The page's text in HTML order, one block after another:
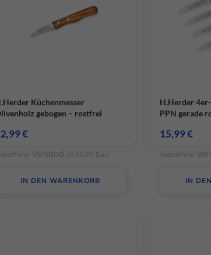
Küchenmesser
Olivenholz gebogen – rostfrei
€
Versand ab 50,00 Euro
IN DEN WARENKORB
H.Herder
PPN gerade
15,99€
Kostenfreier
IN